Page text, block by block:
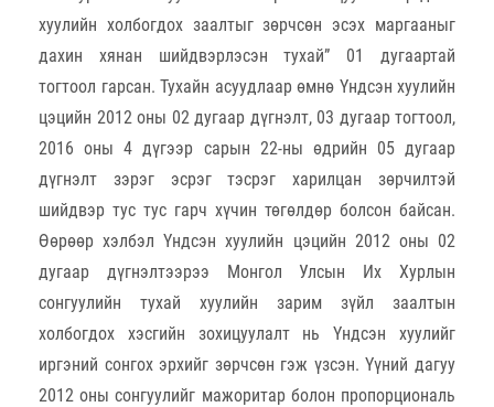
хуулийн холбогдох заалтыг зөрчсөн эсэх маргааныг
дахин хянан шийдвэрлэсэн тухай” 01 дугаартай
тогтоол гарсан. Тухайн асуудлаар өмнө Үндсэн хуулийн
цэцийн 2012 оны 02 дугаар дүгнэлт, 03 дугаар тогтоол,
2016 оны 4 дүгээр сарын 22-ны өдрийн 05 дугаар
дүгнэлт зэрэг эсрэг тэсрэг харилцан зөрчилтэй
шийдвэр тус тус гарч хүчин төгөлдөр болсон байсан.
Өөрөөр хэлбэл Үндсэн хуулийн цэцийн 2012 оны 02
дугаар дүгнэлтээрээ Монгол Улсын Их Хурлын
сонгуулийн тухай хуулийн зарим зүйл заалтын
холбогдох хэсгийн зохицуулалт нь Үндсэн хуулийг
иргэний сонгох эрхийг зөрчсөн гэж үзсэн. Үүний дагуу
2012 оны сонгуулийг мажоритар болон пропорциональ